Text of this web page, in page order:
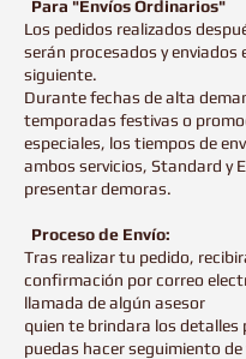
Para "Envíos Ordinarios"
Los pedidos realizados
serán procesados y enviados
siguiente.
Durante fechas de alta
temporadas festivas o
especiales, los tiempos de
ambos servicios, Standard y
presentar demoras.
Proceso de Envío:
Tras realizar tu pedido,
confirmación por correo
llamada de algún asesor
quien te brindara los detalles
puedas hacer seguimiento